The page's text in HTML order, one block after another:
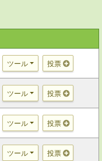
ツール 投票
ツール 投票
ツール 投票
ツール 投票